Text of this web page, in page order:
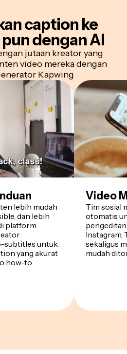
caption ke
dengan AI
jutaan kreator yang
video mereka dengan
Kapwing
lebih mudah
dan lebih
platform
subtitles untuk
yang akurat
how-to
Video
Tim sosial
otomatis
Instagram,
sekaligus
mudah